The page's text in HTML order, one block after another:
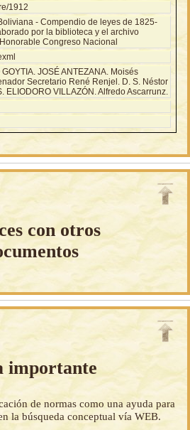
1912
- Compendio de leyes de 1825-
por la biblioteca y el archivo
Congreso Nacional
JOSÉ ANTEZANA. Moisés
Secretario René Renjel. D. S. Néstor
ELIODORO VILLAZÓN. Alfredo Ascarrunz.
con otros
importante
de normas como una ayuda para
la búsqueda conceptual vía WEB.